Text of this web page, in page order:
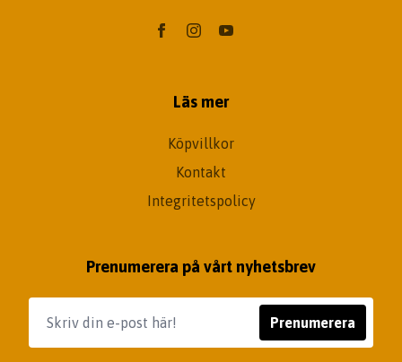
Läs mer
Köpvillkor
Kontakt
Integritetspolicy
Prenumerera på vårt nyhetsbrev
Prenumerera